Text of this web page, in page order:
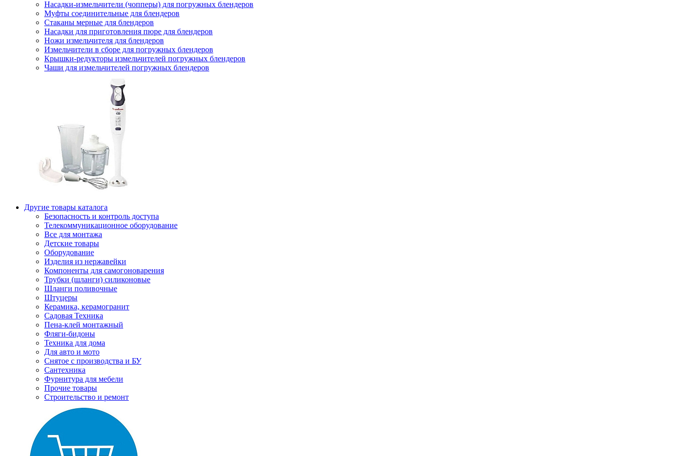
Насадки-измельчители (чопперы) для погружных блендеров
Муфты соединительные для блендеров
Стаканы мерные для блендеров
Насадки для приготовления пюре для блендеров
Ножи измельчителя для блендеров
Измельчители в сборе для погружных блендеров
Крышки-редукторы измельчителей погружных блендеров
Чаши для измельчителей погружных блендеров
Другие товары каталога
Безопасность и контроль доступа
Телекоммуникационное оборудование
Все для монтажа
Детские товары
Оборудование
Изделия из нержавейки
Компоненты для самогоноварения
Трубки (шланги) силиконовые
Шланги поливочные
Штуцеры
Керамика, керамогранит
Садовая Техника
Пена-клей монтажный
Фляги-бидоны
Техника для дома
Для авто и мото
Снятое с производства и БУ
Сантехника
Фурнитура для мебели
Прочие товары
Строительство и ремонт